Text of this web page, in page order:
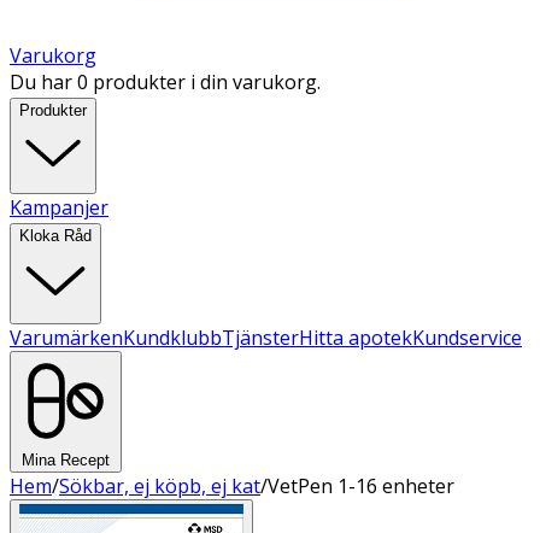
Varukorg
Du har 0 produkter i din varukorg.
Produkter
Kampanjer
Kloka Råd
VarumärkenKundklubbTjänsterHitta apotekKundservice
Mina Recept
Hem/Sökbar, ej köpb, ej kat/VetPen 1-16 enheter